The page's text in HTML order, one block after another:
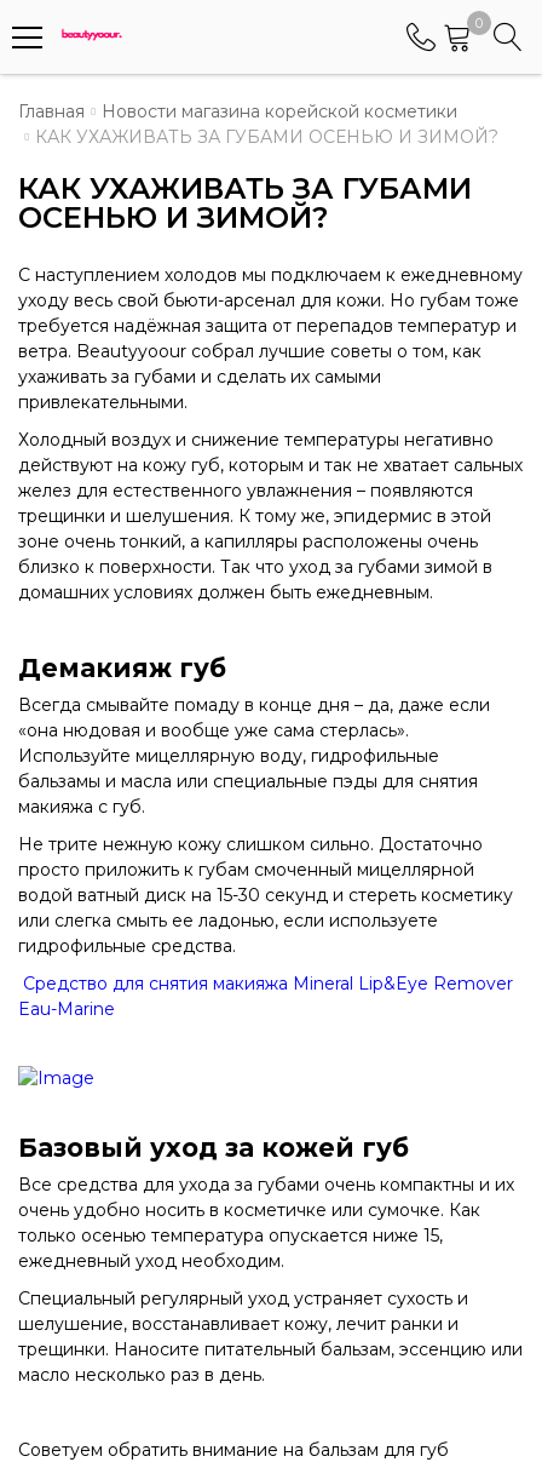
0
Телефоны
Менеджер по работе АБС клиентами
Контактный номер для обращения граждан
Главная
Новости магазина корейской косметики
КАК УХАЖИВАТЬ ЗА ГУБАМИ ОСЕНЬЮ И ЗИМОЙ?
КАК УХАЖИВАТЬ ЗА ГУБАМИ
ОСЕНЬЮ И ЗИМОЙ?
С наступлением холодов мы подключаем к ежедневному
уходу весь свой бьюти-арсенал для кожи. Но губам тоже
требуется надёжная защита от перепадов температур и
ветра. Beautyyoour собрал лучшие советы о том, как
ухаживать за губами и сделать их самыми
привлекательными.
Холодный воздух и снижение температуры негативно
действуют на кожу губ, которым и так не хватает сальных
желез для естественного увлажнения – появляются
трещинки и шелушения. К тому же, эпидермис в этой
зоне очень тонкий, а капилляры расположены очень
близко к поверхности. Так что уход за губами зимой в
домашних условиях должен быть ежедневным.
Демакияж губ
Всегда смывайте помаду в конце дня – да, даже если
«она нюдовая и вообще уже сама стерлась».
Используйте мицеллярную воду, гидрофильные
бальзамы и масла или специальные пэды для снятия
макияжа с губ.
Не трите нежную кожу слишком сильно. Достаточно
просто приложить к губам смоченный мицеллярной
водой ватный диск на 15-30 секунд и стереть косметику
или слегка смыть ее ладонью, если используете
гидрофильные средства.
Средство для снятия макияжа Mineral Lip&Eye Remover
Eau-Marine
Базовый уход за кожей губ
Все средства для ухода за губами очень компактны и их
очень удобно носить в косметичке или сумочке. Как
только осенью температура опускается ниже 15,
ежедневный уход необходим.
Специальный регулярный уход устраняет сухость и
шелушение, восстанавливает кожу, лечит ранки и
трещинки. Наносите питательный бальзам, эссенцию или
масло несколько раз в день.
Советуем обратить внимание на бальзам для губ